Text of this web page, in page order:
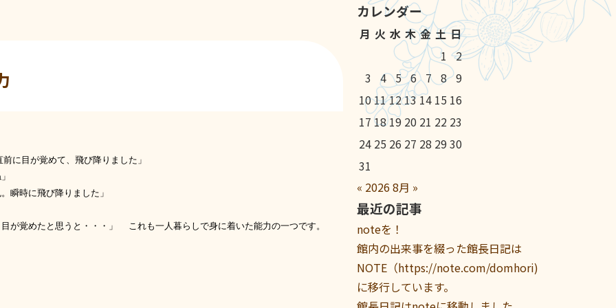
に目が覚めて、飛び降りました」
瞬時に飛び降りました」
覚めたと思うと・・・」 これも一人暮らしで身に着いた能力の一つです。
カレンダー
月 火 水 木 金 土 日
1
2
3 4 5 6 7 8 9
1011121314 15 16
17 18 19 20 21 22 23
24 25 26 27 28 2930
31
« 20268月 »
最近の記事
noteを！
館内の出来事を綴った館長日記は
NOTE（https://note.com/domhori)
に移行しています。